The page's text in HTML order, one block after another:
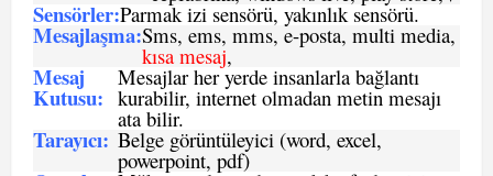
Sensörler:Parmak izi sensörü, yakınlık sensörü.
Mesajlaşma:Sms, ems, mms, e-posta, multi media,
kısa mesaj,
Mesaj
Kutusu:
Mesajlar her yerde insanlarla bağlantı
kurabilir, internet olmadan metin mesajı
ata bilir.
Tarayıcı: Belge görüntüleyici (word, excel,
powerpoint, pdf)